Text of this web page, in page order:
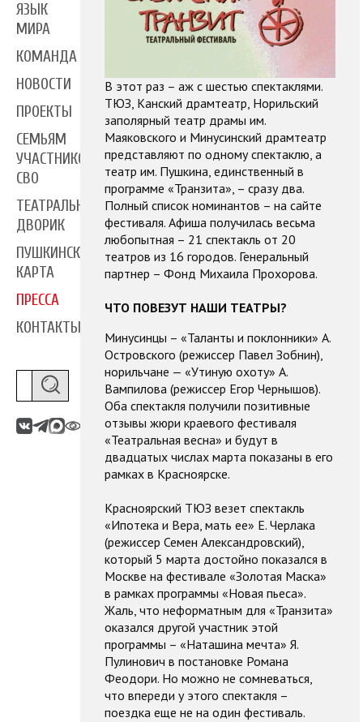
ЯЗЫК
МИРА
КОМАНДА
НОВОСТИ
ПРОЕКТЫ
СЕМЬЯМ
УЧАСТНИКОВ
СВО
ТЕАТРАЛЬНЫЙ
ДВОРИК
ПУШКИНСКАЯ
КАРТА
ПРЕССА
КОНТАКТЫ
В этот раз – аж с шестью спектаклями.
ТЮЗ, Канский драмтеатр, Норильский
заполярный театр драмы им.
Маяковского и Минусинский драмтеатр
представляют по одному спектаклю, а
театр им. Пушкина, единственный в
программе «Транзита», – сразу два.
Полный список номинантов – на сайте
фестиваля. Афиша получилась весьма
любопытная – 21 спектакль от 20
театров из 16 городов. Генеральный
партнер – Фонд Михаила Прохорова.
ЧТО ПОВЕЗУТ НАШИ ТЕАТРЫ?
Минусинцы – «Таланты и поклонники» А.
Островского (режиссер Павел Зобнин),
норильчане — «Утиную охоту» А.
Вампилова (режиссер Егор Чернышов).
Оба спектакля получили позитивные
отзывы жюри краевого фестиваля
«Театральная весна» и будут в
двадцатых числах марта показаны в его
рамках в Красноярске.
Красноярский ТЮЗ везет спектакль
«Ипотека и Вера, мать ее» Е. Черлака
(режиссер Семен Александровский),
который 5 марта достойно показался в
Москве на фестивале «Золотая Маска»
в рамках программы «Новая пьеса».
Жаль, что неформатным для «Транзита»
оказался другой участник этой
программы – «Наташина мечта» Я.
Пулинович в постановке Романа
Феодори. Но можно не сомневаться,
что впереди у этого спектакля –
поездка еще не на один фестиваль.